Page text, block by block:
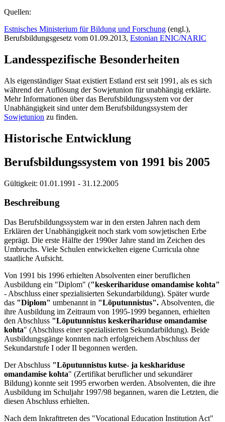
Quellen:
Estnisches Ministerium für Bildung und Forschung (engl.),
Berufsbildungsgesetz vom 01.09.2013, Estonian ENIC/NARIC
Landesspezifische Besonderheiten
Als eigenständiger Staat existiert Estland erst seit 1991, als es sich
während der Auflösung der Sowjetunion für unabhängig erklärte.
Mehr Informationen über das Berufsbildungssystem vor der
Unabhängigkeit sind unter dem Berufsbildungssystem der
Sowjetunion zu finden.
Historische Entwicklung
Berufsbildungssystem von 1991 bis 2005
Gültigkeit: 01.01.1991 - 31.12.2005
Beschreibung
Das Berufsbildungssystem war in den ersten Jahren nach dem
Erklären der Unabhängigkeit noch stark vom sowjetischen Erbe
geprägt. Die erste Hälfte der 1990er Jahre stand im Zeichen des
Umbruchs. Viele Schulen entwickelten eigene Curricula ohne
staatliche Aufsicht.
Von 1991 bis 1996 erhielten Absolventen einer beruflichen
Ausbildung ein "Diplom" ("keskerihariduse omandamise kohta"
- Abschluss einer spezialisierten Sekundarbildung). Später wurde
das "Diplom" umbenannt in "Lõputunnistus". Absolventen, die
ihre Ausbildung im Zeitraum von 1995-1999 begannen, erhielten
den Abschluss "Lõputunnistus keskerihariduse omandamise
kohta" (Abschluss einer spezialisierten Sekundarbildung). Beide
Ausbildungsgänge konnten nach erfolgreichem Abschluss der
Sekundarstufe I oder II begonnen werden.
Der Abschluss "Lõputunnistus kutse- ja keskhariduse
omandamise kohta" (Zertifikat beruflicher und sekundärer
Bildung) konnte seit 1995 erworben werden. Absolventen, die ihre
Ausbildung im Schuljahr 1997/98 begannen, waren die Letzten, die
diesen Abschluss erhielten.
Nach dem Inkrafttreten des "Vocational Education Institution Act"